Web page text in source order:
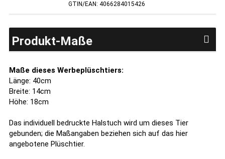
GTIN/EAN: 4066284015426
Produkt-Maße
Maße dieses Werbeplüschtiers:
Länge: 40cm
Breite: 14cm
Höhe: 18cm
Das individuell bedruckte Halstuch wird um dieses Tier
gebunden; die Maßangaben beziehen sich auf das hier
angebotene Plüschtier.